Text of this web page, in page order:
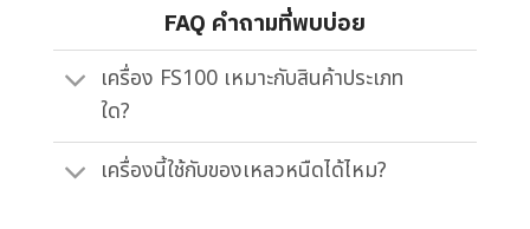
FAQ คำถามที่พบบ่อย
เครื่อง FS100 เหมาะกับสินค้าประเภท
ใด?
เครื่องนี้ใช้กับของเหลวหนืดได้ไหม?